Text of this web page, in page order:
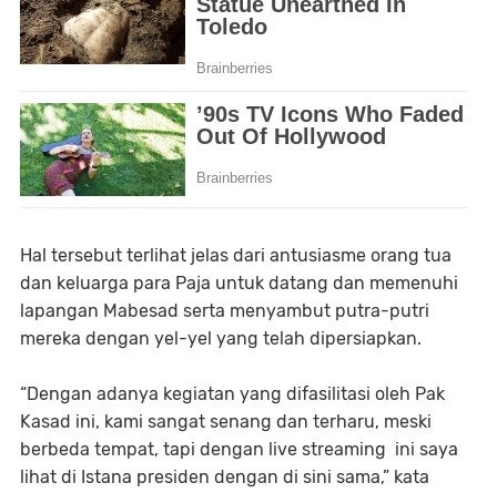
Hal tersebut terlihat jelas dari antusiasme orang tua
dan keluarga para Paja untuk datang dan memenuhi
lapangan Mabesad serta menyambut putra-putri
mereka dengan yel-yel yang telah dipersiapkan.
“Dengan adanya kegiatan yang difasilitasi oleh Pak
Kasad ini, kami sangat senang dan terharu, meski
berbeda tempat, tapi dengan live streaming ini saya
lihat di Istana presiden dengan di sini sama,” kata